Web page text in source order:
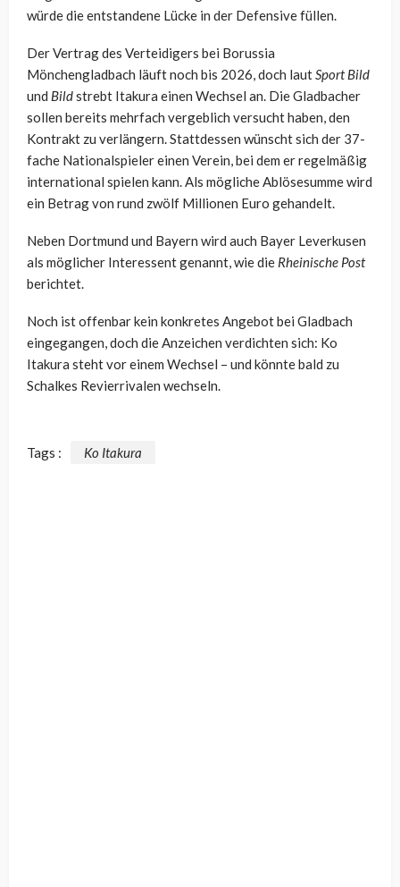
würde die entstandene Lücke in der Defensive füllen.
Der Vertrag des Verteidigers bei Borussia
Mönchengladbach läuft noch bis 2026, doch lautSport Bild
und Bildstrebt Itakura einen Wechsel an. Die Gladbacher
sollen bereits mehrfach vergeblich versucht haben, den
Kontrakt zu verlängern. Stattdessen wünscht sich der 37-
fache Nationalspieler einen Verein, bei dem er regelmäßig
international spielen kann. Als mögliche Ablösesumme wird
ein Betrag von rund zwölf Millionen Euro gehandelt.
Neben Dortmund und Bayern wird auch Bayer Leverkusen
als möglicher Interessent genannt, wie die Rheinische Post
berichtet.
Noch ist offenbar kein konkretes Angebot bei Gladbach
eingegangen, doch die Anzeichen verdichten sich: Ko
Itakura steht vor einem Wechsel – und könnte bald zu
Schalkes Revierrivalen wechseln.
Tags : Ko Itakura